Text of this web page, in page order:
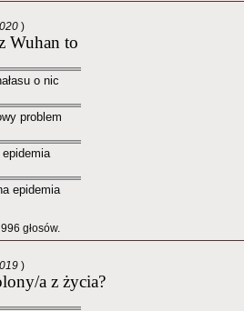
)
Wuhan to
o nic
problem
epidemia
głosów.
)
a z życia?